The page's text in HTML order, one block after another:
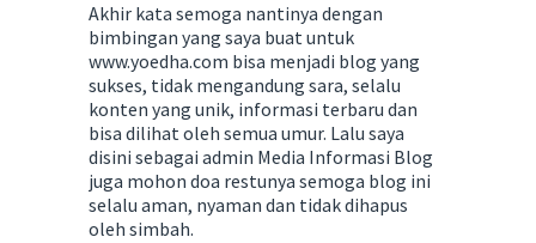
Akhir kata semoga nantinya dengan
bimbingan yang saya buat untuk
www.yoedha.com bisa menjadi blog yang
sukses, tidak mengandung sara, selalu
konten yang unik, informasi terbaru dan
bisa dilihat oleh semua umur. Lalu saya
disini sebagai admin Media Informasi Blog
juga mohon doa restunya semoga blog ini
selalu aman, nyaman dan tidak dihapus
oleh simbah.